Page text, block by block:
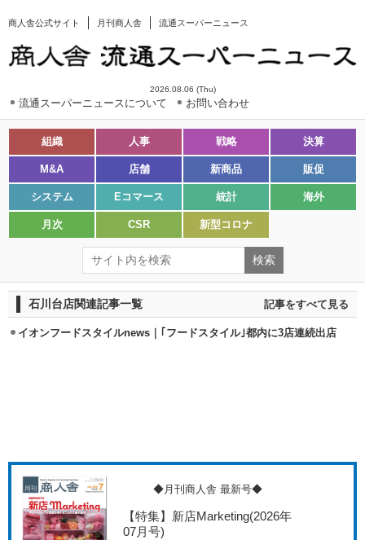
商人舎公式サイト 月刊商人舎 流通スーパーニュース
2026.08.06 (Thu)
流通スーパーニュースについて お問い合わせ
組織 人事 戦略 決算
M&A 店舗 新商品 販促
システム Eコマース 統計 海外
月次 CSR 新型コロナ
石川台店関連記事一覧 記事をすべて見る
イオンフードスタイルnews｜｢フードスタイル｣都内に3店連続出店
◆月刊商人舎 最新号◆
【特集】新店Marketing(2026年
07月号)